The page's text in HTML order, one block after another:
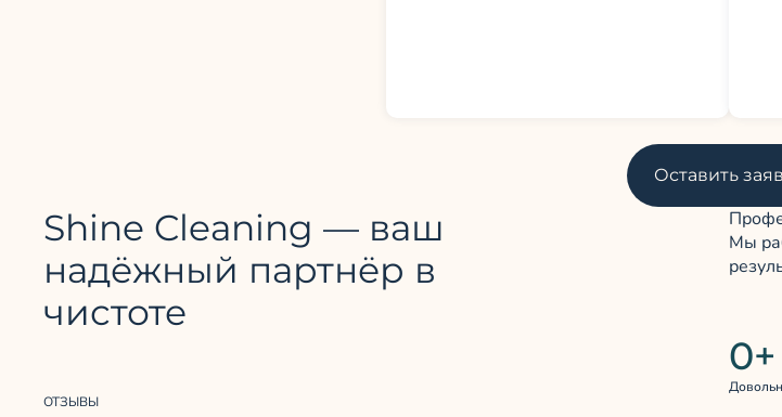
Оставить
Shine Cleaning — ваш
надёжный партнёр в
чистоте
Мы
0+
ОТЗЫВЫ